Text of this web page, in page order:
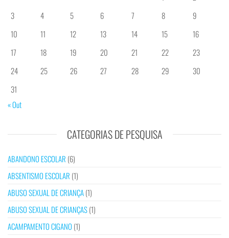
3
4 5 6 7 8
9
10
11 12 13 14 15
16
17
18 19 20 21 22
23
24
25 26 27 28 29
30
31
« Out
CATEGORIAS DE PESQUISA
ABANDONO ESCOLAR (6)
ABSENTISMO ESCOLAR (1)
ABUSO SEXUAL DE CRIANÇA(1)
ABUSO SEXUAL DE CRIANÇAS(1)
ACAMPAMENTO CIGANO (1)